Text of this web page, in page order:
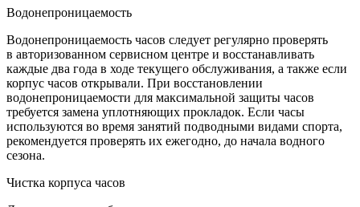
Водонепроницаемость
Водонепроницаемость часов следует регулярно проверять
в авторизованном сервисном центре и восстанавливать
каждые два года в ходе текущего обслуживания, а также если
корпус часов открывали. При восстановлении
водонепроницаемости для максимальной защиты часов
требуется замена уплотняющих прокладок. Если часы
используются во время занятий подводными видами спорта,
рекомендуется проверять их ежегодно, до начала водного
сезона.
Чистка корпуса часов